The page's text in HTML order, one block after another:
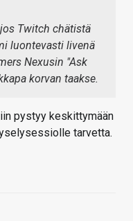
jos Twitch chätistä
luontevasti livenä
Nexusin "Ask
korvan taakse.
pystyy keskittymään
tarvetta.